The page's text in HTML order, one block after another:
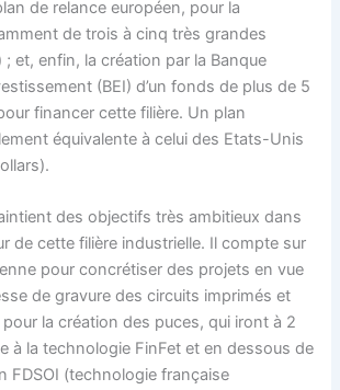
de relance européen, pour la
de trois à cinq très grandes
et, enfin, la création par la Banque
(BEI) d’un fonds de plus de 5
financer cette filière. Un plan
équivalente à celui des Etats-Unis
des objectifs très ambitieux dans
de cette filière industrielle. Il compte sur
pour concrétiser des projets en vue
de gravure des circuits imprimés et
la création des puces, qui iront à 2
à la technologie FinFet et en dessous de
FDSOI (technologie française